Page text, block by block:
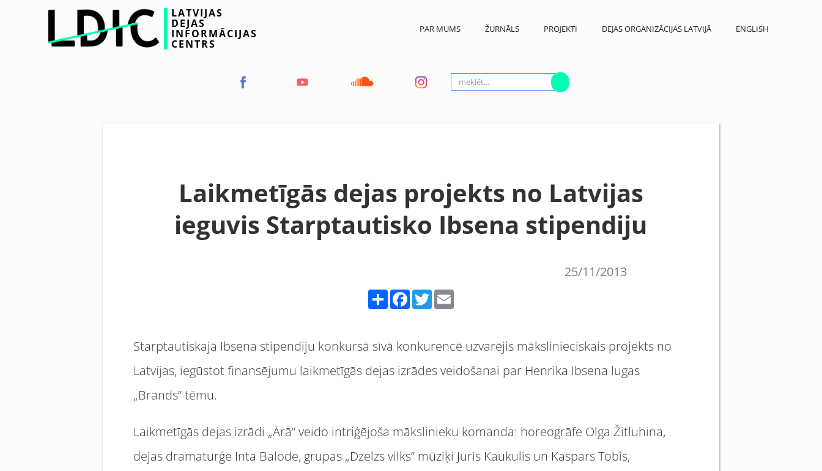
LATVIJAS
DEJAS
INFORMĀCIJAS
CENTRS
PAR MUMS ŽURNĀLS PROJEKTI DEJAS ORGANIZĀCIJAS LATVIJĀ ENGLISH
Laikmetīgās dejas projekts no Latvijas
ieguvis Starptautisko Ibsena stipendiju
25/11/2013
Share FacebookTwitter
Starptautiskajā Ibsena stipendiju konkursā sīvā konkurencē uzvarējis mākslinieciskais projekts no
Latvijas, iegūstot finansējumu laikmetīgās dejas izrādes veidošanai par Henrika Ibsena lugas
„Brands” tēmu.
Laikmetīgās dejas izrādi „Ārā” veido intriģējoša mākslinieku komanda: horeogrāfe Olga Žitluhina,
dejas dramaturģe Inta Balode, grupas „Dzelzs vilks” mūziķi Juris Kaukulis un Kaspars Tobis,